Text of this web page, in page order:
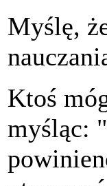
Myślę,
Ktoś
myśląc: